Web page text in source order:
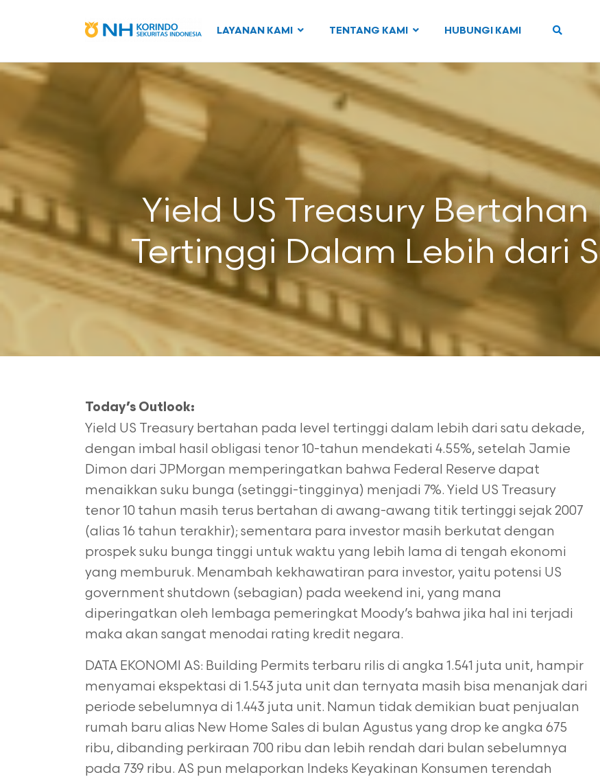
LAYANAN KAMI TENTANG KAMI HUBUNGI KAMI
Yield US Treasury
Tertinggi Dalam Lebih dari
Today’s Outlook:
Yield US Treasury bertahan pada level tertinggi dalam lebih dari satu dekade,
dengan imbal hasil obligasi tenor 10-tahun mendekati 4.55%, setelah Jamie
Dimon dari JPMorgan memperingatkan bahwa Federal Reserve dapat
menaikkan suku bunga (setinggi-tingginya) menjadi 7%. Yield US Treasury
tenor 10 tahun masih terus bertahan di awang-awang titik tertinggi sejak 2007
(alias 16 tahun terakhir); sementara para investor masih berkutat dengan
prospek suku bunga tinggi untuk waktu yang lebih lama di tengah ekonomi
yang memburuk. Menambah kekhawatiran para investor, yaitu potensi US
government shutdown (sebagian) pada weekend ini, yang mana
diperingatkan oleh lembaga pemeringkat Moody’s bahwa jika hal ini terjadi
maka akan sangat menodai rating kredit negara.
DATA EKONOMI AS: Building Permits terbaru rilis di angka 1.541 juta unit, hampir
menyamai ekspektasi di 1.543 juta unit dan ternyata masih bisa menanjak dari
periode sebelumnya di 1.443 juta unit. Namun tidak demikian buat penjualan
rumah baru alias New Home Sales di bulan Agustus yang drop ke angka 675
ribu, dibanding perkiraan 700 ribu dan lebih rendah dari bulan sebelumnya
pada 739 ribu. AS pun melaporkan Indeks Keyakinan Konsumen terendah